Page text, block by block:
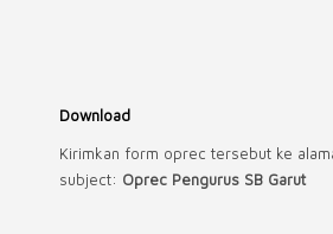
Download
Kirimkan form oprec tersebut ke
subject: Oprec Pengurus SB Garut